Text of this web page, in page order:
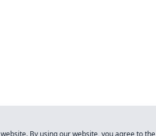
By using our website, you agree to the